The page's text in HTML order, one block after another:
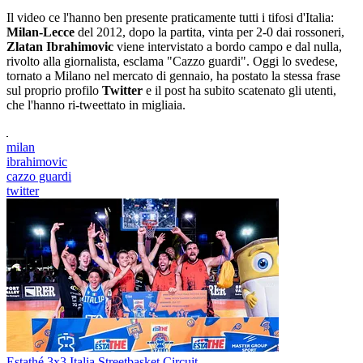
Il video ce l'hanno ben presente praticamente tutti i tifosi d'Italia:
Milan-Lecce del 2012, dopo la partita, vinta per 2-0 dai rossoneri,
Zlatan Ibrahimovic viene intervistato a bordo campo e dal nulla,
rivolto alla giornalista, esclama "Cazzo guardi". Oggi lo svedese,
tornato a Milano nel mercato di gennaio, ha postato la stessa frase
sul proprio profilo Twitter e il post ha subito scatenato gli utenti,
che l'hanno ri-tweettato in migliaia.
milan
ibrahimovic
cazzo guardi
twitter